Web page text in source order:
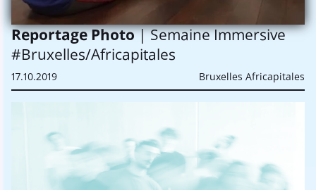
Reportage Photo| Semaine Immersive
#Bruxelles/Africapitales
17.10.2019 Bruxelles Africapitales